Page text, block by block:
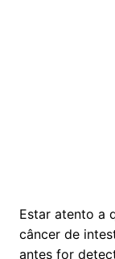
Estar atento a
câncer de
antes for